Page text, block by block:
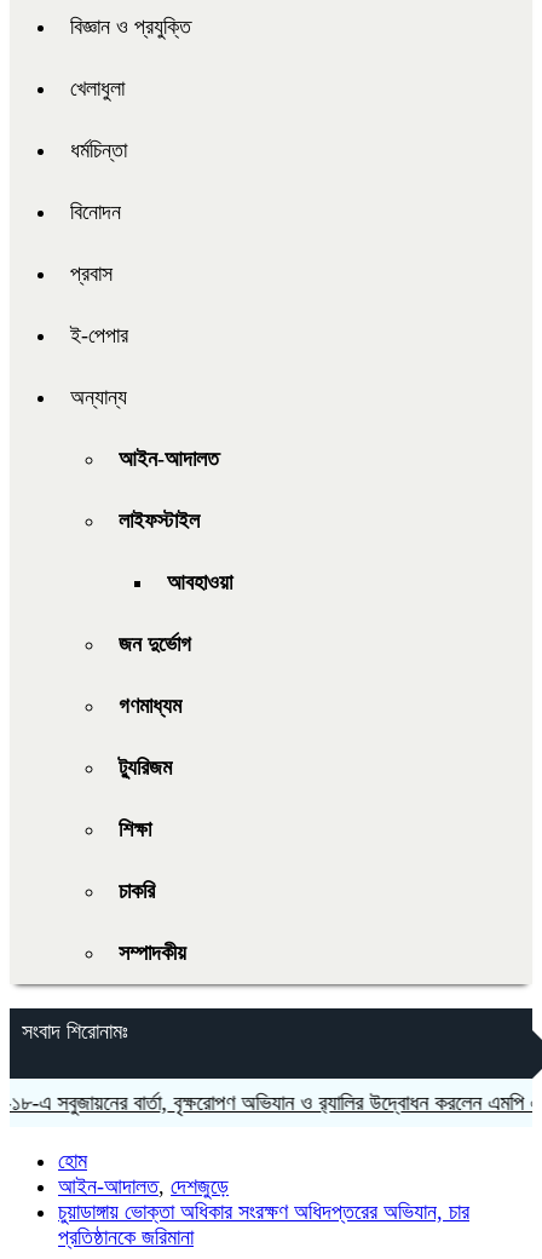
বিজ্ঞান ও প্রযুক্তি
খেলাধুলা
ধর্মচিন্তা
বিনোদন
প্রবাস
ই-পেপার
অন্যান্য
আইন-আদালত
লাইফস্টাইল
আবহাওয়া
জন দুর্ভোগ
গণমাধ্যম
ট্যুরিজম
শিক্ষা
চাকরি
সম্পাদকীয়
সংবাদ শিরোনামঃ
সবুজায়নের বার্তা, বৃক্ষরোপণ অভিযান ও র‍্যালির উদ্বোধন করলেন এমপি এস এম
হোম
আইন-আদালত, দেশজুড়ে
চুয়াডাঙ্গায় ভোক্তা অধিকার সংরক্ষণ অধিদপ্তরের অভিযান, চার
প্রতিষ্ঠানকে জরিমানা